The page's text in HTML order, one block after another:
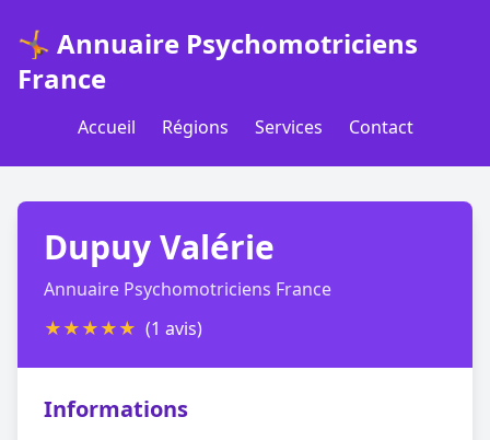
🤸 Annuaire Psychomotriciens
France
Accueil Régions Services Contact
Dupuy Valérie
Annuaire Psychomotriciens France
★★★★★ (1 avis)
Informations